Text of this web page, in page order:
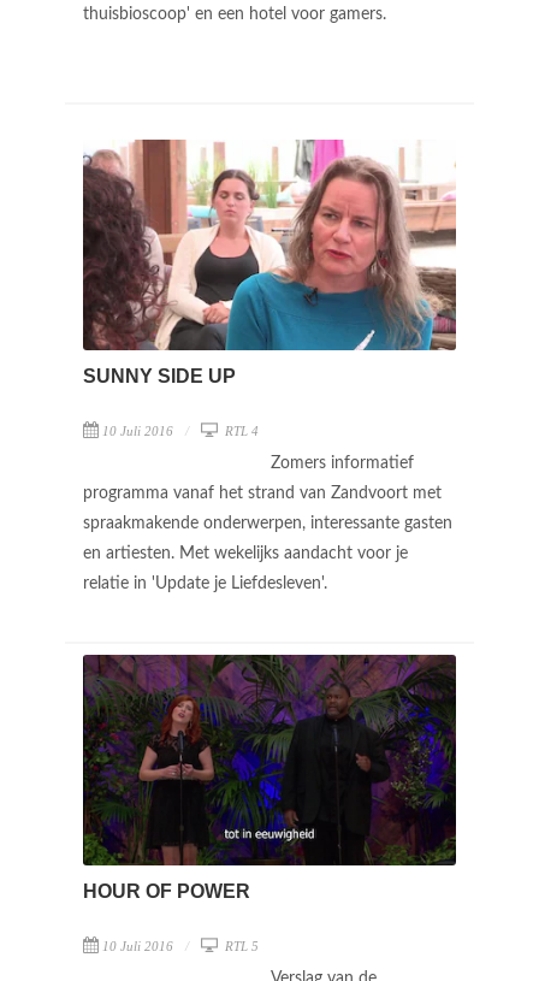
thuisbioscoop' en een hotel voor gamers.
SUNNY SIDE UP
10 Juli 2016 RTL 4
Zomers informatief
programma vanaf het strand van Zandvoort met
spraakmakende onderwerpen, interessante gasten
en artiesten. Met wekelijks aandacht voor je
relatie in 'Update je Liefdesleven'.
HOUR OF POWER
10 Juli 2016 RTL 5